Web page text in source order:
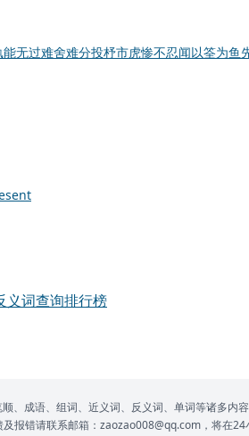
能无过难舍难分投杼市虎惨不忍闻以筌为鱼
义词查询排行榜
成语、组词、近义词、反义词、单词等诸多内容
报错请联系邮箱：zaozao008@qq.com，将在24